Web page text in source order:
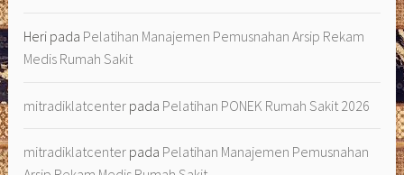
Heri pada Pelatihan Manajemen Pemusnahan Arsip Rekam
Medis Rumah Sakit
mitradiklatcenter pada Pelatihan PONEK Rumah Sakit 2026
mitradiklatcenter pada Pelatihan Manajemen Pemusnahan